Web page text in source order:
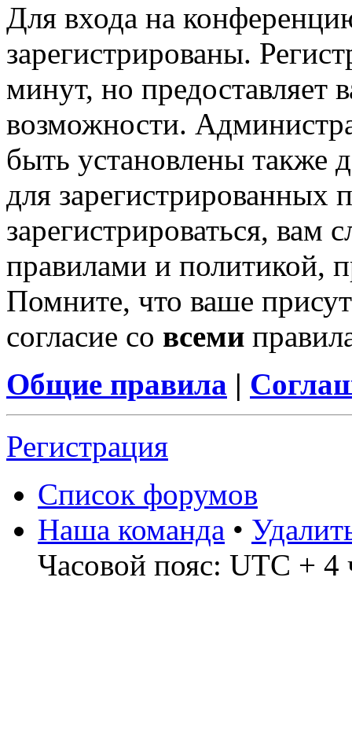
Для входа на
зарегистрированы.
минут, но предоставляет
возможности.
быть установлены также
для зарегистрированных
зарегистрироваться, вам
правилами и политикой,
Помните, что ваше
согласие со всеми
Общие правила |
Регистрация
Список форумов
Наша команда •
Часовой пояс: UTC + 4